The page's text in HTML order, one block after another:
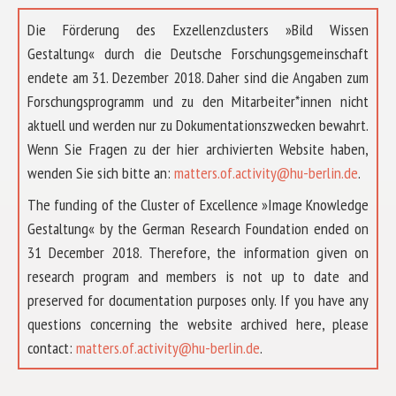
Die Förderung des Exzellenzclusters »Bild Wissen
Gestaltung« durch die Deutsche Forschungsgemeinschaft
endete am 31. Dezember 2018. Daher sind die Angaben zum
Forschungsprogramm und zu den Mitarbeiter*innen nicht
aktuell und werden nur zu Dokumentationszwecken bewahrt.
Wenn Sie Fragen zu der hier archivierten Website haben,
wenden Sie sich bitte an: matters.of.activity@hu-berlin.de.
The funding of the Cluster of Excellence »Image Knowledge
Gestaltung« by the German Research Foundation ended on
31 December 2018. Therefore, the information given on
research program and members is not up to date and
preserved for documentation purposes only. If you have any
questions concerning the website archived here, please
contact: matters.of.activity@hu-berlin.de.
ÜBER UNS